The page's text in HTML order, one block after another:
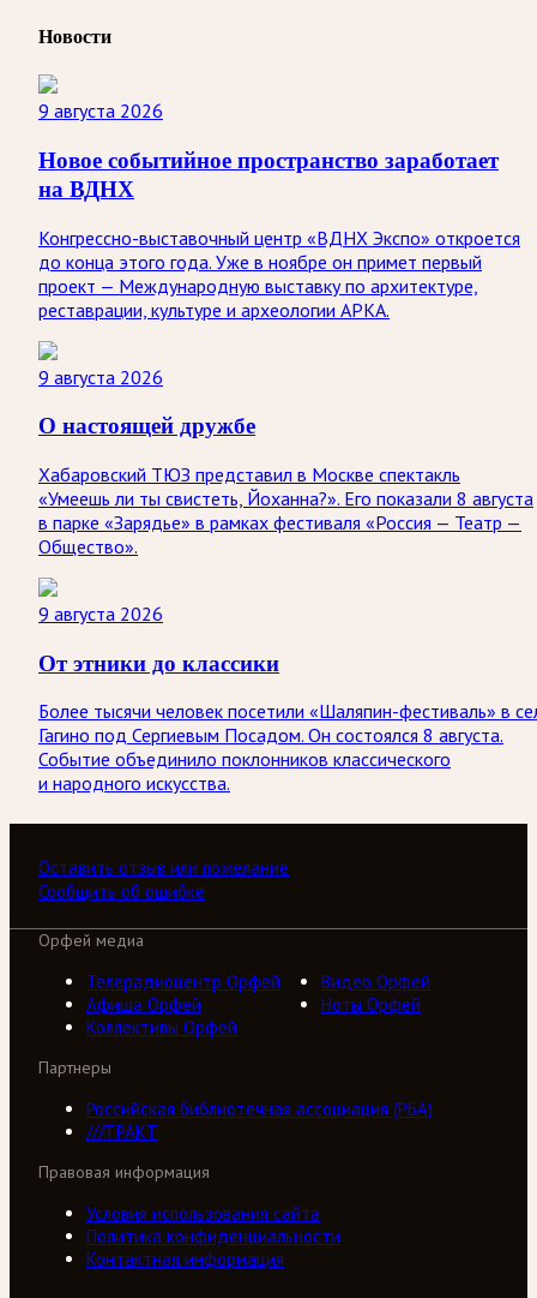
Новости
9 августа 2026
Новое событийное пространство заработает
на ВДНХ
Конгрессно-выставочный центр «ВДНХ Экспо» откроется
до конца этого года. Уже в ноябре он примет первый
проект — Международную выставку по архитектуре,
реставрации, культуре и археологии АРКА.
9 августа 2026
О настоящей дружбе
Хабаровский ТЮЗ представил в Москве спектакль
«Умеешь ли ты свистеть, Йоханна?». Его показали 8 августа
в парке «Зарядье» в рамках фестиваля «Россия — Театр —
Общество».
9 августа 2026
От этники до классики
Более тысячи человек посетили «Шаляпин-фестиваль» в
Гагино под Сергиевым Посадом. Он состоялся 8 августа.
Событие объединило поклонников классического
и народного искусства.
Оставить отзыв или пожелание
Сообщить об ошибке
Орфей медиа
Телерадиоцентр Орфей
Видео Орфей
Афиша Орфей
Ноты Орфей
Коллективы Орфей
Партнеры
Российская библиотечная ассоциация (РБА)
///ТРАКТ
Правовая информация
Условия использования сайта
Политика конфиденциальности
Контактная информация